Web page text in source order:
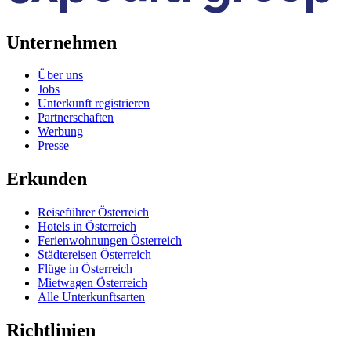
Unternehmen
Über uns
Jobs
Unterkunft registrieren
Partnerschaften
Werbung
Presse
Erkunden
Reiseführer Österreich
Hotels in Österreich
Ferienwohnungen Österreich
Städtereisen Österreich
Flüge in Österreich
Mietwagen Österreich
Alle Unterkunftsarten
Richtlinien